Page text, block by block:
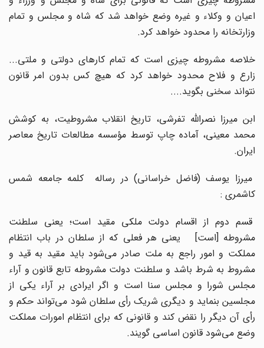
اعیان‌ و وکلاء و غیره‌ وضع‌ خواهد شد که‌ شاه‌ و مجلس‌ و تمام‌
وزارتخانه‌ را محدود خواهد کرد.
خلاصه‌ مشروطه‌ چیزی‌ است‌ که‌ تمام‌ کارهای‌ دولتی‌ و ملتی‌...
زارع‌ و فلاح‌ محدود خواهد کرد که‌ هیچ‌ کس‌ بدون‌ امر قانون‌
نتواند سخنی‌ بگوید....
ابن‌ میرزا نصرالله‌ تفرشی‌، تاریخ‌ انقلاب‌ مشروطیت‌، به‌ کوشش‌
محمد معینی‌، آماده‌ چاپ‌ توسط‌ مؤسسه‌ مطالعات‌ تاریخ‌ معاصر
ایران‌.
میرزا یوسف‌ (فاضل‌ خراسانی‌) در رساله‌ کلمه‌ جامعه‌ شمس‌
کاشمری‌ :
قسم‌ دوم‌ از اقسام‌ دولت‌ ملکی‌ مقید است‌؛ یعنی‌ سلطنت‌
مشروطه‌]است‌[یعنی‌ هر فعلی‌ که‌ از سلطان‌ در باب‌ انتظام‌
مملکت‌ و امور راجع‌ به‌ ملت‌ صادر می‌شود باید مقید به‌ قید و
مشروط‌ به‌ شرط‌ باشد و سلطنت‌ دولت‌ مشروطه‌ تابع‌ قانون‌ و آراء
مجلس‌ شورا و مجلس‌ سنا است‌ و اگر ایرادی‌ بر آراء یکی‌ از
مجلسین‌ بنماید و دیگری‌ شریک‌ رأی‌ سلطان‌ شود می‌تواند حکم‌ و
رأی‌ آن‌ دیگر را نقض‌ کند و قانونی‌ که‌ برای‌ انتظام‌ امورات‌ مملکت‌
وضع‌ می‌شود قانون‌ اساسی‌ گویند.